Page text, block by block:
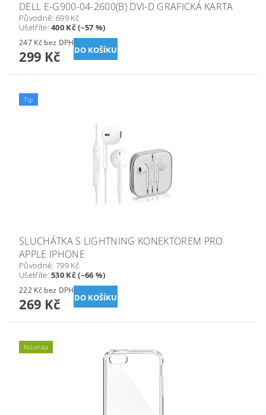
DELL E-G900-04-2600(B) DVI-D GRAFICKÁ KARTA
Původně: 699 Kč
Ušetříte:400 Kč (–57 %)
247 Kč bez DPH
299 Kč
Tip
SLUCHÁTKA S LIGHTNING KONEKTOREM PRO
APPLE IPHONE
Původně: 799 Kč
Ušetříte:530 Kč (–66 %)
222 Kč bez DPH
269 Kč
Novinka